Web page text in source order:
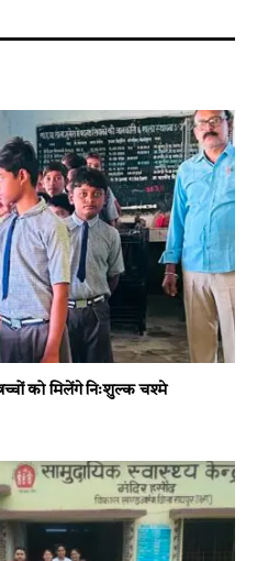
बच्चों को मिलेंगे निःशुल्क चश्मे